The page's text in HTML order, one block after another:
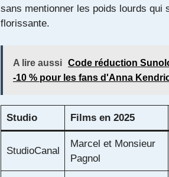
sans mentionner les poids lourds qui
florissante.
A lire aussi Code réduction
-10 % pour les fans d'Anna
Studio Films en 2025
StudioCanal
Marcel et Monsieur
Pagnol